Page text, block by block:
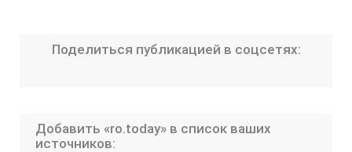
Поделиться публикацией в соцсетях:
Добавить «ro.today» в список ваших
источников: